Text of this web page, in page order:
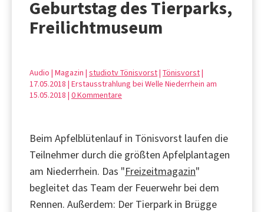
Geburtstag des Tierparks,
Freilichtmuseum
Audio | Magazin | studiotv Tönisvorst| Tönisvorst|
17.05.2018 | Erstausstrahlung bei Welle Niederrhein am
15.05.2018 | 0 Kommentare
Beim Apfelblütenlauf in Tönisvorst laufen die
Teilnehmer durch die größten Apfelplantagen
am Niederrhein. Das "Freizeitmagazin"
begleitet das Team der Feuerwehr bei dem
Rennen. Außerdem: Der Tierpark in Brügge